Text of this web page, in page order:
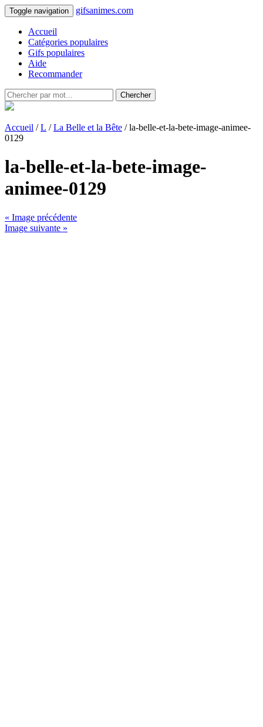
Toggle navigation gifsanimes.com
Accueil
Catégories populaires
Gifs populaires
Aide
Recommander
Chercher
Accueil /L /La Belle et la Bête / la-belle-et-la-bete-image-animee-
0129
la-belle-et-la-bete-image-
animee-0129
« Image précédente
Image suivante »